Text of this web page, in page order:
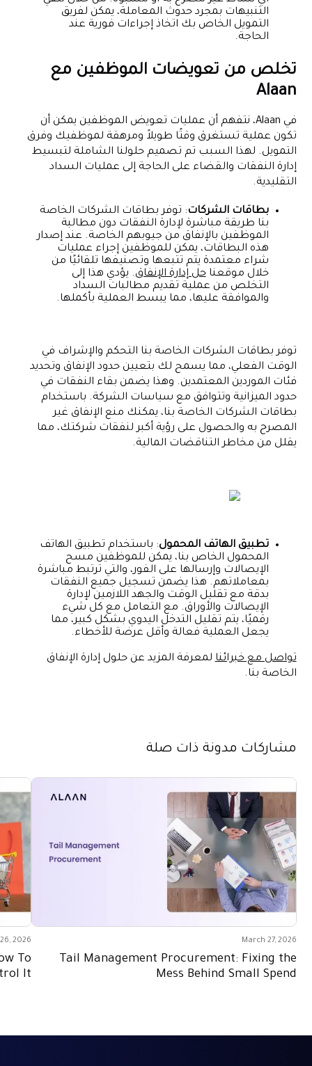
التنبيهات بمجرد حدوث المعاملة، يمكن لفريق
التمويل الخاص بك اتخاذ إجراءات فورية عند
الحاجة.
تخلص من تعويضات الموظفين مع
Alaan
في Alaan، نتفهم أن عمليات تعويض الموظفين يمكن أن
تكون عملية تستغرق وقتًا طويلاً ومرهقة لموظفيك وفرق
التمويل. لهذا السبب تم تصميم حلولنا الشاملة لتبسيط
إدارة النفقات والقضاء على الحاجة إلى عمليات السداد
التقليدية.
بطاقات الشركات: توفر بطاقات الشركات الخاصة
بنا طريقة مباشرة لإدارة النفقات دون مطالبة
الموظفين بالإنفاق من جيوبهم الخاصة. عند إصدار
هذه البطاقات، يمكن للموظفين إجراء عمليات
شراء معتمدة يتم تتبعها وتصنيفها تلقائيًا من
خلال موقعناحل إدارة الإنفاق. يؤدي هذا إلى
التخلص من عملية تقديم مطالبات السداد
والموافقة عليها، مما يبسط العملية بأكملها.
توفر بطاقات الشركات الخاصة بنا التحكم والإشراف في
الوقت الفعلي، مما يسمح لك بتعيين حدود الإنفاق وتحديد
فئات الموردين المعتمدين. وهذا يضمن بقاء النفقات في
حدود الميزانية وتتوافق مع سياسات الشركة. باستخدام
بطاقات الشركات الخاصة بنا، يمكنك منع الإنفاق غير
المصرح به والحصول على رؤية أكبر لنفقات شركتك، مما
يقلل من مخاطر التناقضات المالية.
تطبيق الهاتف المحمول: باستخدام تطبيق الهاتف
المحمول الخاص بنا، يمكن للموظفين مسح
الإيصالات وإرسالها على الفور، والتي ترتبط مباشرة
بمعاملاتهم. هذا يضمن تسجيل جميع النفقات
بدقة مع تقليل الوقت والجهد اللازمين لإدارة
الإيصالات والأوراق. مع التعامل مع كل شيء
رقميًا، يتم تقليل التدخل اليدوي بشكل كبير، مما
يجعل العملية فعالة وأقل عرضة للأخطاء.
تواصل مع خبرائنالمعرفة المزيد عن حلول إدارة الإنفاق
الخاصة بنا.
مشاركات مدونة ذات صلة
March 27, 2026
Tail Management Procurement: Fixing the
Mess Behind Small Spend
2026
To
It